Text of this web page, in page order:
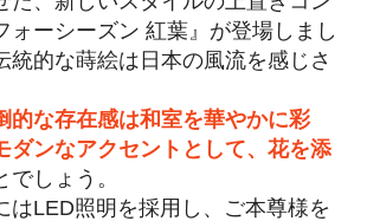
ォーシーズン 紅葉』が登場しまし
統的な蒔絵は日本の風流を感じさ
的な存在感は和室を華やかに彩
ダンなアクセントとして、花を添
でしょう。
はLED照明を採用し、ご本尊様を